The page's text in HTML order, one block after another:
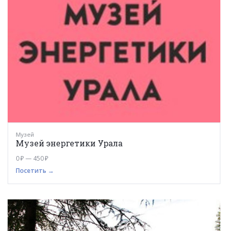
Музей
Музей энергетики Урала
0 ₽ — 450 ₽
Посетить →